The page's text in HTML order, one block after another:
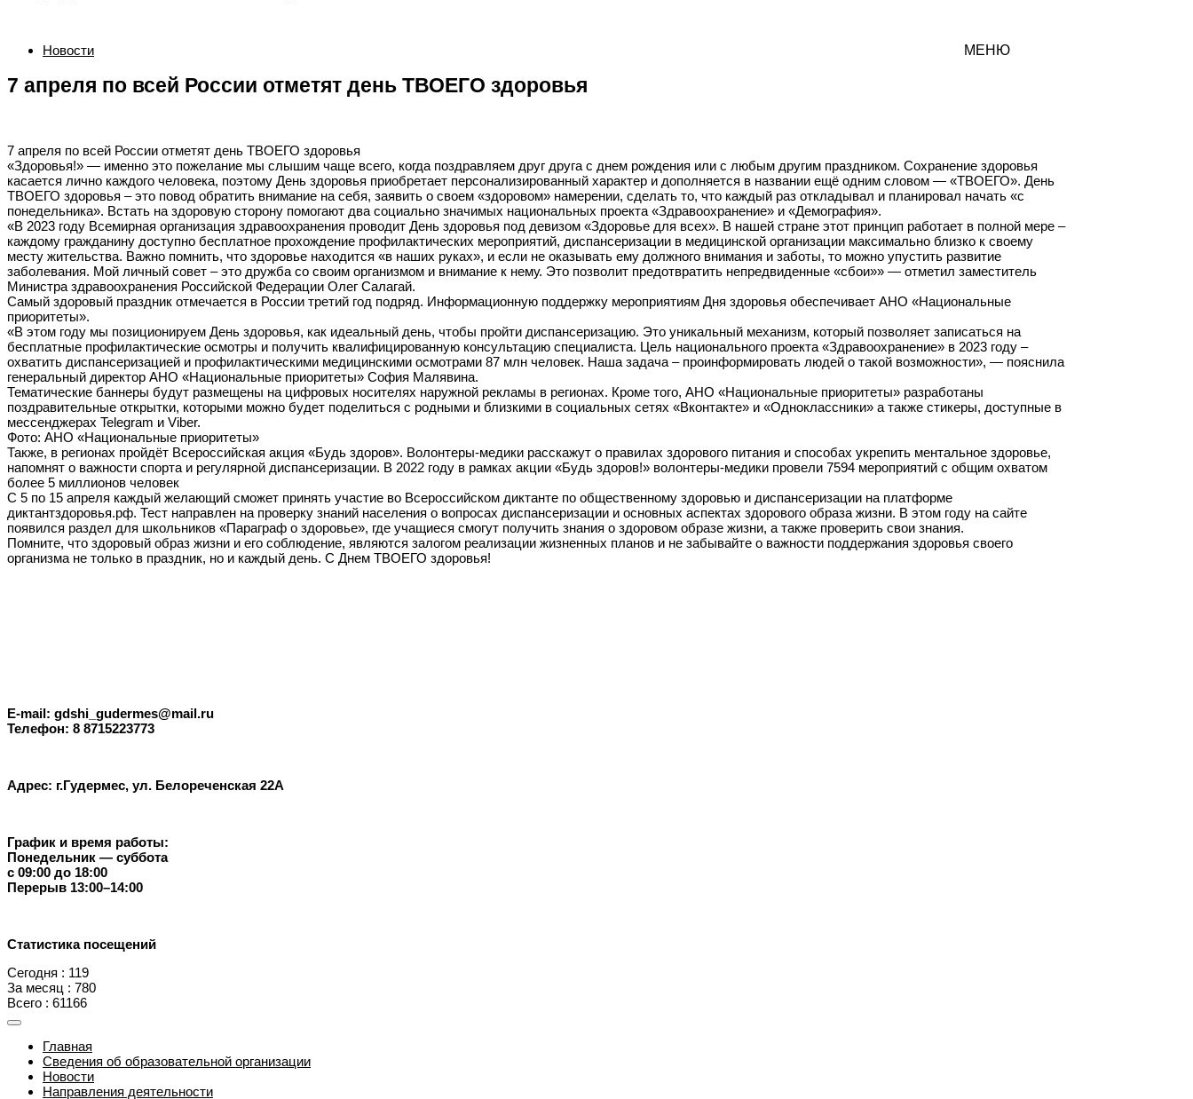
МЕНЮ
Новости
7 апреля по всей России отметят день ТВОЕГО здоровья
7 апреля по всей России отметят день ТВОЕГО здоровья
«Здоровья!» — именно это пожелание мы слышим чаще всего, когда поздравляем друг друга с днем рождения или с любым другим праздником. Сохранение здоровья
касается лично каждого человека, поэтому День здоровья приобретает персонализированный характер и дополняется в названии ещё одним словом — «ТВОЕГО». День
ТВОЕГО здоровья – это повод обратить внимание на себя, заявить о своем «здоровом» намерении, сделать то, что каждый раз откладывал и планировал начать «с
понедельника». Встать на здоровую сторону помогают два социально значимых национальных проекта «Здравоохранение» и «Демография».
«В 2023 году Всемирная организация здравоохранения проводит День здоровья под девизом «Здоровье для всех». В нашей стране этот принцип работает в полной мере –
каждому гражданину доступно бесплатное прохождение профилактических мероприятий, диспансеризации в медицинской организации максимально близко к своему
месту жительства. Важно помнить, что здоровье находится «в наших руках», и если не оказывать ему должного внимания и заботы, то можно упустить развитие
заболевания. Мой личный совет – это дружба со своим организмом и внимание к нему. Это позволит предотвратить непредвиденные «сбои»» — отметил заместитель
Министра здравоохранения Российской Федерации Олег Салагай.
Самый здоровый праздник отмечается в России третий год подряд. Информационную поддержку мероприятиям Дня здоровья обеспечивает АНО «Национальные
приоритеты».
«В этом году мы позиционируем День здоровья, как идеальный день, чтобы пройти диспансеризацию. Это уникальный механизм, который позволяет записаться на
бесплатные профилактические осмотры и получить квалифицированную консультацию специалиста. Цель национального проекта «Здравоохранение» в 2023 году –
охватить диспансеризацией и профилактическими медицинскими осмотрами 87 млн человек. Наша задача – проинформировать людей о такой возможности», — пояснила
генеральный директор АНО «Национальные приоритеты» София Малявина.
Тематические баннеры будут размещены на цифровых носителях наружной рекламы в регионах. Кроме того, АНО «Национальные приоритеты» разработаны
поздравительные открытки, которыми можно будет поделиться c родными и близкими в социальных сетях «Вконтакте» и «Одноклассники» а также стикеры, доступные в
мессенджерах Telegram и Viber.
Фото: АНО «Национальные приоритеты»
Также, в регионах пройдёт Всероссийская акция «Будь здоров». Волонтеры-медики расскажут о правилах здорового питания и способах укрепить ментальное здоровье,
напомнят о важности спорта и регулярной диспансеризации. В 2022 году в рамках акции «Будь здоров!» волонтеры-медики провели 7594 мероприятий с общим охватом
более 5 миллионов человек
С 5 по 15 апреля каждый желающий сможет принять участие во Всероссийском диктанте по общественному здоровью и диспансеризации на платформе
диктантздоровья.рф. Тест направлен на проверку знаний населения о вопросах диспансеризации и основных аспектах здорового образа жизни. В этом году на сайте
появился раздел для школьников «Параграф о здоровье», где учащиеся смогут получить знания о здоровом образе жизни, а также проверить свои знания.
Помните, что здоровый образ жизни и его соблюдение, являются залогом реализации жизненных планов и не забывайте о важности поддержания здоровья своего
организма не только в праздник, но и каждый день. С Днем ТВОЕГО здоровья!
E-mail: gdshi_gudermes@mail.ru
Телефон: 8 8715223773
Адрес: г.Гудермес, ул. Белореченская 22А
График и время работы:
Понедельник — суббота
с 09:00 до 18:00
Перерыв 13:00–14:00
Статистика посещений
Сегодня : 119
За месяц : 780
Всего : 61166
Главная
Сведения об образовательной организации
Новости
Направления деятельности